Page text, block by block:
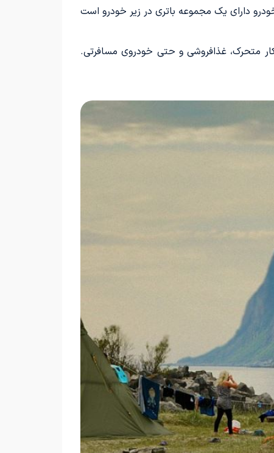
دارای یک مجموعه باتری در زیر خودرو است
کار متحرک، غذافروشی و حتی خودروی مسافرتی.